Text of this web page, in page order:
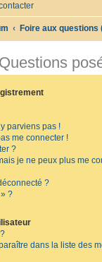
Foire aux
parviens pas !
me connecter !
?
je ne peux plus me
?
?
dans la liste des